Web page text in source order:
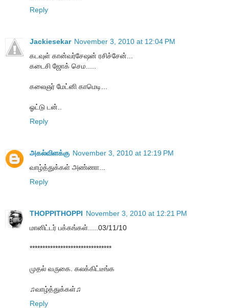
Reply
Jackiesekar November 3, 2010 at 12:04 PM
கடவுள் கான்வர்சேஷன் ரசிச்சேன்...
கடைசி ஜோக் செம.....
கலைஞர் மேட்னி காமெடி...
ஓட்டு டன்..
Reply
அகல்விளக்கு November 3, 2010 at 12:19 PM
வாழ்த்துக்கள் அண்ணா...
Reply
THOPPITHOPPI November 3, 2010 at 12:21 PM
மானிட்டர் பக்கங்கள்.....03/11/10
********************************
முதல் வருகை. கலக்கிட்டீங்க
♫வாழ்த்துக்கள்♫
Reply